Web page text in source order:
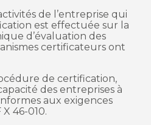
de l’entreprise qui
est effectuée sur la
d’évaluation des
certificateurs ont
de certification,
des entreprises à
aux exigences
46-010.